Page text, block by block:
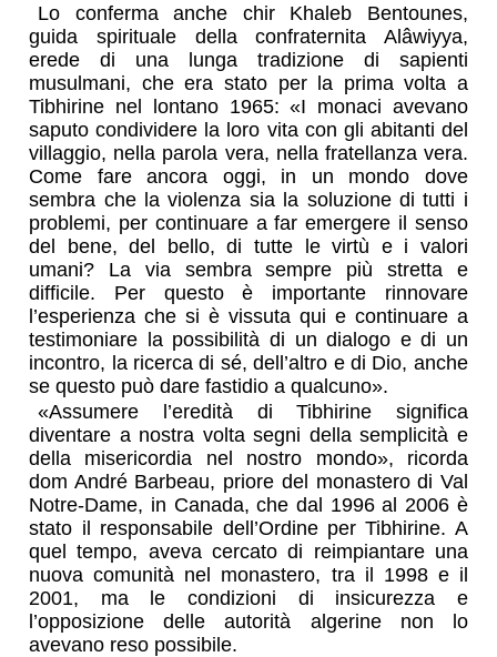
Lo conferma anche chir Khaleb Bentounes,
guida spirituale della confraternita Alâwiyya,
erede di una lunga tradizione di sapienti
musulmani, che era stato per la prima volta a
Tibhirine nel lontano 1965: «I monaci avevano
saputo condividere la loro vita con gli abitanti del
villaggio, nella parola vera, nella fratellanza vera.
Come fare ancora oggi, in un mondo dove
sembra che la violenza sia la soluzione di tutti i
problemi, per continuare a far emergere il senso
del bene, del bello, di tutte le virtù e i valori
umani? La via sembra sempre più stretta e
difficile. Per questo è importante rinnovare
l’esperienza che si è vissuta qui e continuare a
testimoniare la possibilità di un dialogo e di un
incontro, la ricerca di sé, dell’altro e di Dio, anche
se questo può dare fastidio a qualcuno».
«Assumere l’eredità di Tibhirine significa
diventare a nostra volta segni della semplicità e
della misericordia nel nostro mondo», ricorda
dom André Barbeau, priore del monastero di Val
Notre-Dame, in Canada, che dal 1996 al 2006 è
stato il responsabile dell’Ordine per Tibhirine. A
quel tempo, aveva cercato di reimpiantare una
nuova comunità nel monastero, tra il 1998 e il
2001, ma le condizioni di insicurezza e
l’opposizione delle autorità algerine non lo
avevano reso possibile.